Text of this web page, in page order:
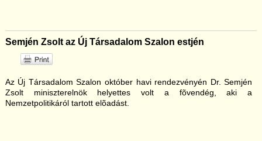
Semjén Zsolt az Új Társadalom Szalon estjén
Az Új Társadalom Szalon október havi rendezvényén Dr. Semjén
Zsolt miniszterelnök helyettes volt a fõvendég, aki a
Nemzetpolitikáról tartott elõadást.